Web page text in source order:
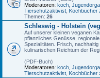
Moderatoren: koch
Tierschutzaktivist Kochbücher
Themen: 26
Schleswig - Holstein
Auf unserer kleinen veganen
pflanzliches Genüsse,
Spezialitäten. Frisch,
kulinarischen Reichtum der
(PDF-Buch)
Moderatoren: koch
Tierschutzaktivist Kochbücher